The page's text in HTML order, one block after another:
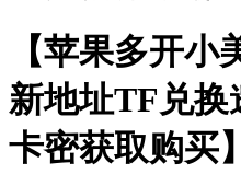
【苹果多开
新地址TF兑
卡密获取购买